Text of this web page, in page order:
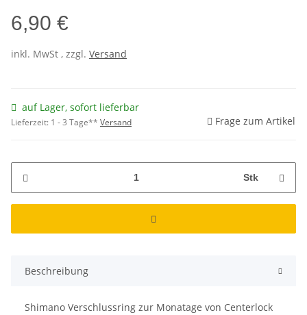
6,90 €
inkl. MwSt , zzgl. Versand
auf Lager, sofort lieferbar
Lieferzeit: 1 - 3 Tage** Versand Frage zum Artikel
Stk
Beschreibung
Shimano Verschlussring zur Monatage von Centerlock